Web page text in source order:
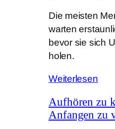
Die meisten
warten
bevor sie sich
holen.
Weiterlesen
Aufhören zu
Anfangen zu